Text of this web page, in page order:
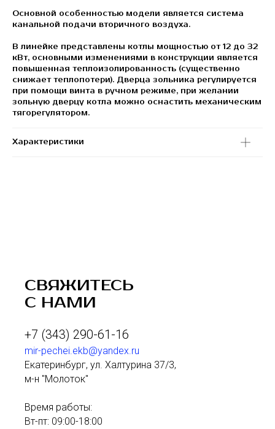
Основной особенностью модели является система
канальной подачи вторичного воздуха.
В линейке представлены котлы мощностью от 12 до 32
кВт, основными изменениями в конструкции является
повышенная теплоизолированность (существенно
снижает теплопотери). Дверца зольника регулируется
при помощи винта в ручном режиме, при желании
зольную дверцу котла можно оснастить механическим
тягорегулятором.
Характеристики
СВЯЖИТЕСЬ
С НАМИ
+7 (343) 290-61-16
mir-pechei.ekb@yandex.ru
Екатеринбург, ул. Халтурина 37/3,
м-н "Молоток"
Время работы:
Вт-пт: 09:00-18:00